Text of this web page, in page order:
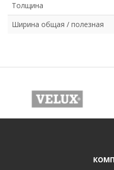
Толщина
Ширина общая / полезная